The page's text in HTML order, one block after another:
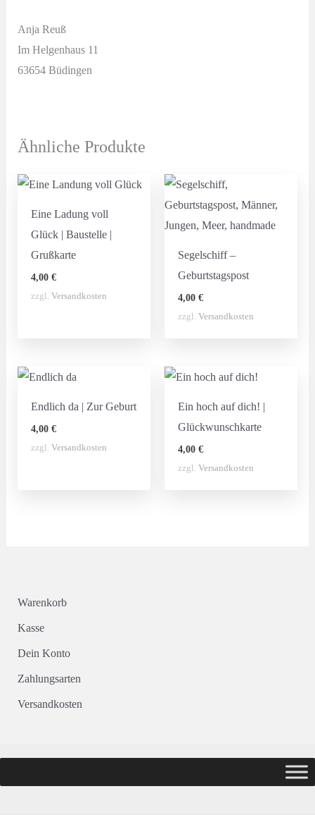
Anja Reuß
Im Helgenhaus 11
63654 Büdingen
Ähnliche Produkte
Eine Ladung voll
Glück | Baustelle |
Grußkarte
4,00 €
zzgl. Versandkosten
Segelschiff –
Geburtstagspost
4,00€
zzgl.Versandkosten
Endlich da | Zur Geburt
4,00 €
zzgl. Versandkosten
Ein hoch auf dich! |
Glückwunschkarte
4,00€
zzgl.Versandkosten
Warenkorb
Kasse
Dein Konto
Zahlungsarten
Versandkosten